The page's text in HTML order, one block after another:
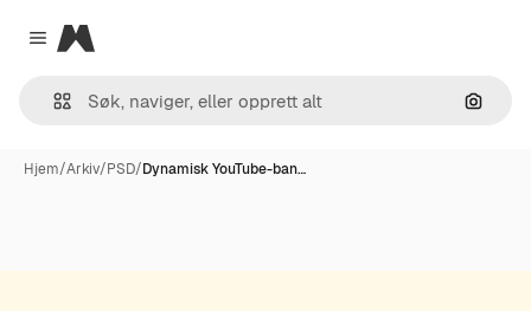
Close menu
Magnific
Søk
Hjem/Arkiv/PSD/Dynamisk YouTube-ban…